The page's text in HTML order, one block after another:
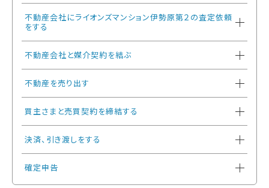
不動産会社にライオンズマンション伊勢原第２の査定依頼
をする
不動産会社と媒介契約を結ぶ
不動産を売り出す
買主さまと売買契約を締結する
決済、引き渡しをする
確定申告